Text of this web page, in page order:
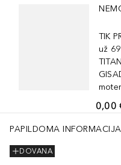
TIK
už
0,00
PAPILDOMA INFORMACIJA
DOVANA